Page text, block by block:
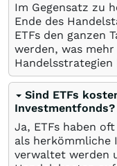
Im Gegensatz zu
Ende des
ETFs den ganzen
werden, was
Handelsstrategien
Sind ETFs
Investmentfonds?
Ja, ETFs haben
als herkömmliche
verwaltet werden